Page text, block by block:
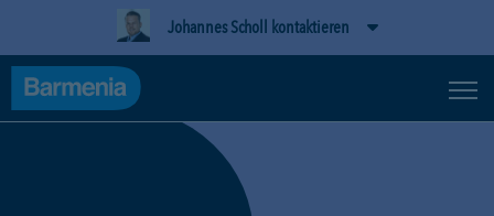
Johannes Scholl kontaktieren